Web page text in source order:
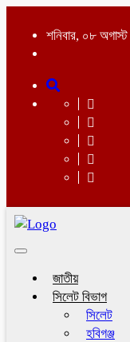
শনিবার, ০৮
Toggle
জাতীয়
সিলেট বিভাগ
সিলেট
হবিগঞ্জ